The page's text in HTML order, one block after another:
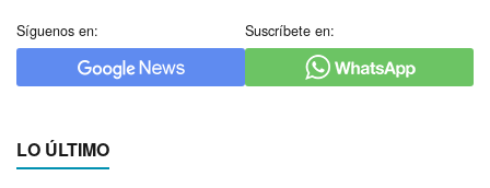
Síguenos en: Suscríbete en:
LO ÚLTIMO